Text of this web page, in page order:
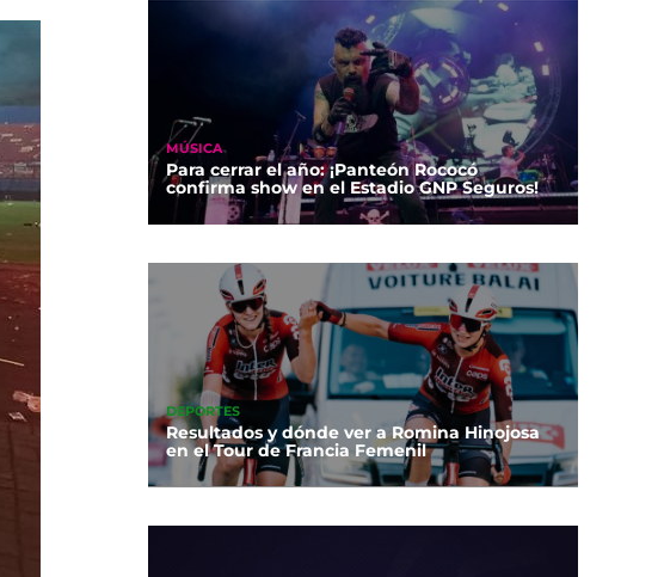
MÚSICA
Para cerrar el año: ¡Panteón Rococó
confirma show en el Estadio GNP Seguros!
DEPORTES
Resultados y dónde ver a Romina Hinojosa
en el Tour de Francia Femenil